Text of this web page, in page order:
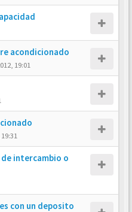
acondicionado
19:01
intercambio o
con un deposito